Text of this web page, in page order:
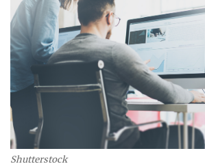
Shutterstock